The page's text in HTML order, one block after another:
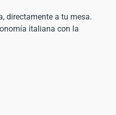
directamente a tu mesa.
italiana con la